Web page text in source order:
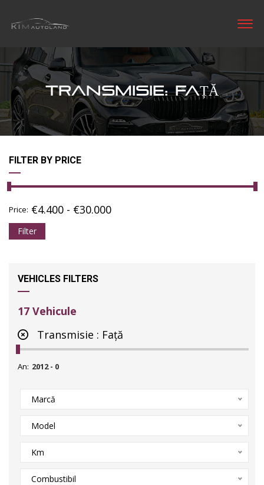
TRANSMISIE: FAȚĂ
FILTER BY PRICE
Price: €4.400 - €30.000
Filter
VEHICLES FILTERS
17 Vehicule
Transmisie : Față
An:
Marcă
Model
Km
Combustibil